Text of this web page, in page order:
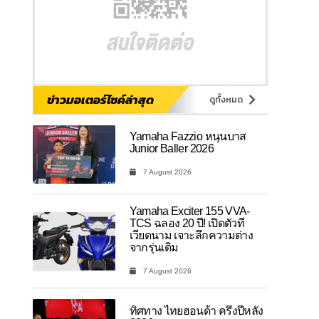
ข่าวมอเตอร์ไซค์ล่าสุด ดูทั้งหมด
Yamaha Fazzio หนุนบาส
Junior Baller 2026
7 August 2026
Yamaha Exciter 155 VVA-
TCS ฉลอง 20 ปี! เปิดตัวที่
เวียดนาม เจาะลึกความต่าง
จากรุ่นเดิม
7 August 2026
ทิศทาง ไทยฮอนด้า ครึ่งปีหลัง